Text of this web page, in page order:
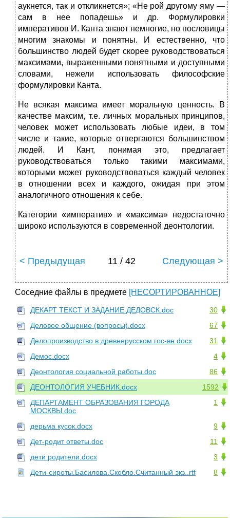
аукнется, так и откликнется»; «Не рой другому яму —
сам в нее попадешь» и др. Формулировки
императивов И. Канта знают немно­гие, но пословицы
многим знакомы и понятны. И естественно, что
большинство людей будет скорее руководствоваться
максимами, вы­раженными понятными и доступными
словами, нежели использовать философские
формулировки Канта.
Не всякая максима имеет моральную ценность. В
качестве максим, т.е. личных моральных принципов,
человек может использовать любые идеи, в том
числе и такие, которые отвергаются большинством
людей. И Кант, понимая это, предлагает
руководствоваться только такими максимами,
которыми может руководствоваться каждый че­ловек
в отношении всех и каждого, ожидая при этом
аналогичного отношения к себе.
Категории «императив» и «максима» недостаточно
широко ис­пользуются в современной деонтологии.
< Предыдущая 11 / 42 Следующая >
Соседние файлы в предмете [НЕСОРТИРОВАННОЕ]
30
ДЕКАРТ ТЕКСТ И ЗАДАНИЕ ДЕДОВСК.doc
67
Деловое общение (вопросы).docx
31
Делопроизводство в древнерусском гос-ве.docx
4
Демос.docx
86
Деонтология социальной работы.doc
1592
ДЕОНТОЛОГИЯ УЧЕБНИК.docx
1
ДЕПАРТАМЕНТ ОБРАЗОВАНИЯ ГОРОДА
МОСКВЫ.doc
9
дерьма кусок.docx
11
Дет-родит ответы.doc
3
дети родители.docx
8
Дети-сироты.Басилова.Скобло.Считанный экз..rtf